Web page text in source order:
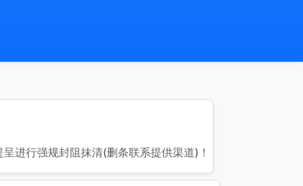
进行强规封阻抹清(删条联系提供渠道)！